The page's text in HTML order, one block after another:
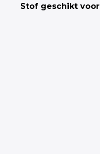
Stof geschikt voor